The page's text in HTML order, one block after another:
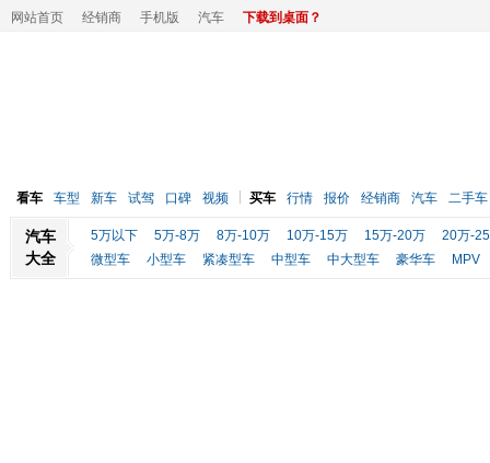
网站首页 经销商 手机版 汽车 下载到桌面？
看车 车型 新车 试驾 口碑 视频 买车 行情 报价 经销商 汽车 二手车
汽车
大全
5万以下 5万-8万 8万-10万 10万-15万 15万-20万
20万-
微型车
小型车 紧凑型车 中型车 中大型车 豪华车 MPV